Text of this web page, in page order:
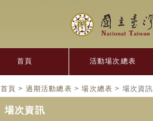
首頁 活動場次總表
首頁 > 過期活動總表 >場次總表 > 場次資訊
場次資訊